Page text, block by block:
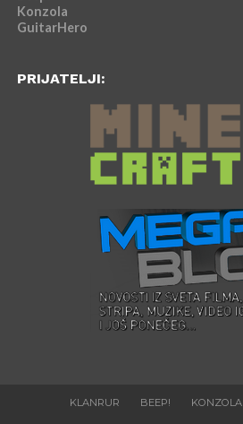
Konzola
GuitarHero
PRIJATELJI:
KLANRUR BEEP! KONZOLA